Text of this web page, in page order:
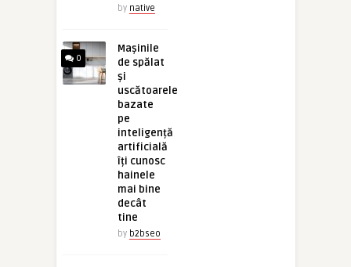
by native
0
Mașinile
de spălat
și
uscătoarele
bazate
pe
inteligență
artificială
îți cunosc
hainele
mai bine
decât
tine
by b2bseo